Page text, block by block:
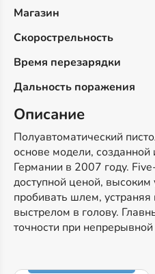
Магазин
Скорострельность
Время перезарядки
Дальность поражения
Описание
Полуавтоматический
основе модели,
Германии в 2007 году.
доступной ценой,
пробивать шлем,
выстрелом в голову.
точности при непрерывной